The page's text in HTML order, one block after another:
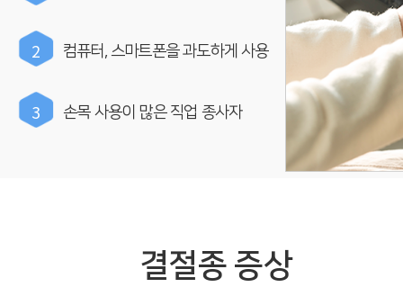
2 컴퓨터, 스마트폰을 과도하게 사용
3 손목 사용이 많은 직업 종사자
결절종 증상